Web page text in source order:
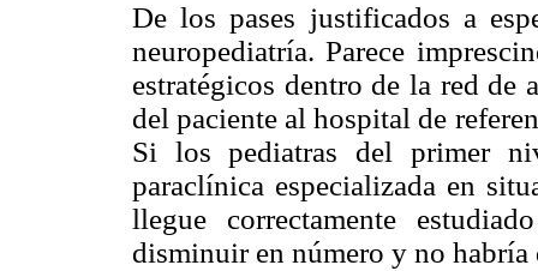
De los pases justificados a
neuropediatría. Parece
estratégicos dentro de la red de
del paciente al hospital de
Si los pediatras del primer
paraclínica especializada en
llegue correctamente
disminuir en número y no habría